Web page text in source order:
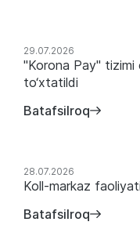
29.07.2026
"Korona Pay" tizimi
to‘xtatildi
Batafsilroq
28.07.2026
Koll-markaz
Batafsilroq